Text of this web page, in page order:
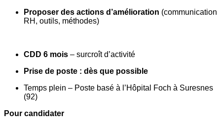
Proposer des actions d’amélioration (communication
RH, outils, méthodes)
CDD 6 mois – surcroît d’activité
Prise de poste : dès que possible
Temps plein – Poste basé à l’Hôpital Foch à Suresnes
(92)
Pour candidater